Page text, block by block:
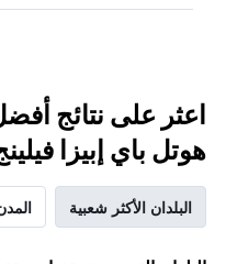
اعثر على نتائج
هوتل باي إبيزا
البلدان الأكثر شعبية